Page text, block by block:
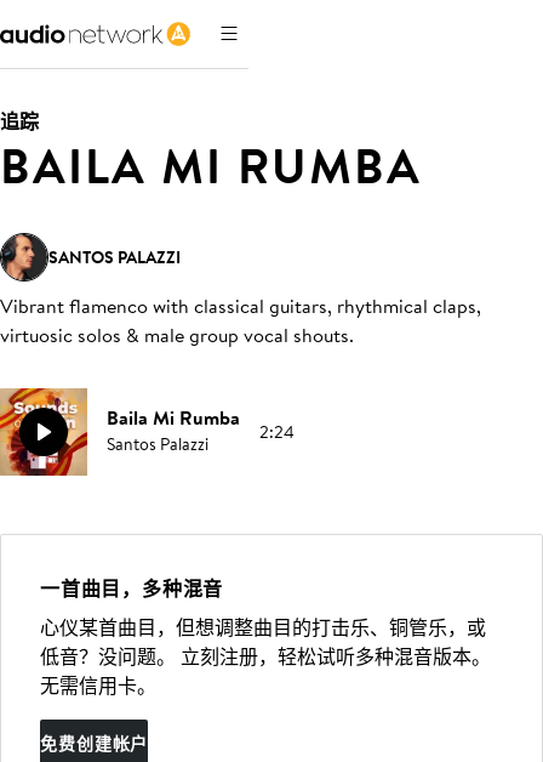
追踪
BAILA MI RUMBA
SANTOS PALAZZI
Vibrant flamenco with classical guitars, rhythmical claps,
virtuosic solos & male group vocal shouts.
Baila Mi Rumba
Santos Palazzi 2:24
一首曲目，多种混音
心仪某首曲目，但想调整曲目的打击乐、铜管乐，或
低音？没问题。 立刻注册，轻松试听多种混音版本。
无需信用卡。
免费创建帐户